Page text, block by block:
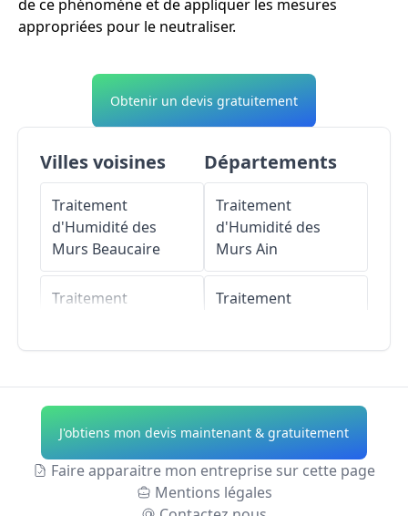
de ce phénomène et de appliquer les mesures
appropriées pour le neutraliser.
Obtenir un devis gratuitement
Villes voisines
Traitement
d'Humidité des
Murs Beaucaire
Traitement
Traitement
d'Humidité des
MursVallabrègues
Départements
Traitement
d'Humidité des
Murs Ain
Traitement
Traitement
d'Humidité des
Murs Allier
Traitement
d'Humidité des
J'obtiens mon devis maintenant & gratuitement
Faire apparaitre mon entreprise sur cette page
Mentions légales